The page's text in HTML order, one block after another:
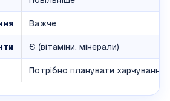
Важче
Є (вітаміни, мінерали)
Потрібно планувати харчування